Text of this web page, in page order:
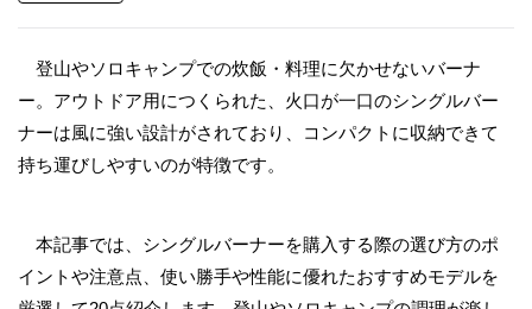
登山やソロキャンプでの炊飯・料理に欠かせないバーナ
ー。アウトドア用につくられた、火口が一口のシングルバー
ナーは風に強い設計がされており、コンパクトに収納できて
持ち運びしやすいのが特徴です。
本記事では、シングルバーナーを購入する際の選び方のポ
イントや注意点、使い勝手や性能に優れたおすすめモデルを